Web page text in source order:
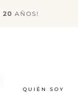
20 AÑOS!
QUIÉN SOY